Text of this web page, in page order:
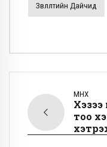
Зөвлөлтийн Дайчид
ӨМНӨХ
Хэзээ
тоо